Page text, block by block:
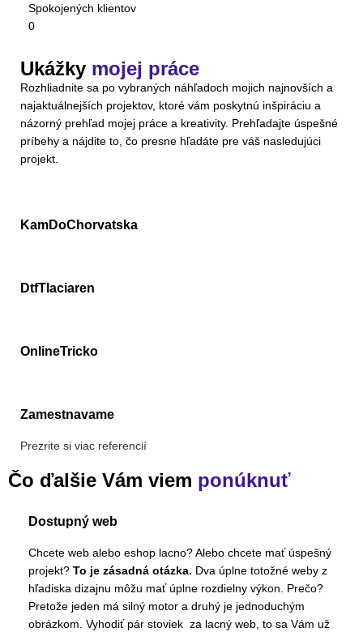
Spokojených klientov
0
Ukážky mojej práce
Rozhliadnite sa po vybraných náhľadoch mojich najnovších a
najaktuálnejších projektov, ktoré vám poskytnú inšpiráciu a
názorný prehľad mojej práce a kreativity. Prehľadajte úspešné
príbehy a nájdite to, čo presne hľadáte pre váš nasledujúci
projekt.
KamDoChorvatska
DtfTlaciaren
OnlineTricko
Zamestnavame
Prezrite si viac referencií
Čo ďalšie Vám viem ponúknuť
Dostupný web
Chcete web alebo eshop lacno? Alebo chcete mať úspešný
projekt? To je zásadná otázka. Dva úplne totožné weby z
hľadiska dizajnu môžu mať úplne rozdielny výkon. Prečo?
Pretože jeden má silný motor a druhý je jednoduchým
obrázkom. Vyhodiť pár stoviek za lacný web, to sa Vám už